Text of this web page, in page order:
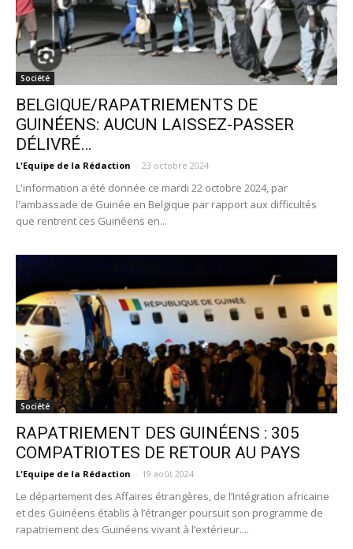
Société
BELGIQUE/RAPATRIEMENTS DE
GUINÉENS: AUCUN LAISSEZ-PASSER
DÉLIVRÉ…
L'Equipe de la Rédaction - 23 octobre 2024
L'information a été donnée ce mardi 22 octobre 2024, par
l'ambassade de Guinée en Belgique par rapport aux difficultés
que rentrent ces Guinéens en...
Société
RAPATRIEMENT DES GUINÉENS : 305
COMPATRIOTES DE RETOUR AU PAYS
L'Equipe de la Rédaction - 19 août 2024
Le département des Affaires étrangères, de l’Intégration africaine
et des Guinéens établis à l’étranger poursuit son programme de
rapatriement des Guinéens vivant à l’extérieur....